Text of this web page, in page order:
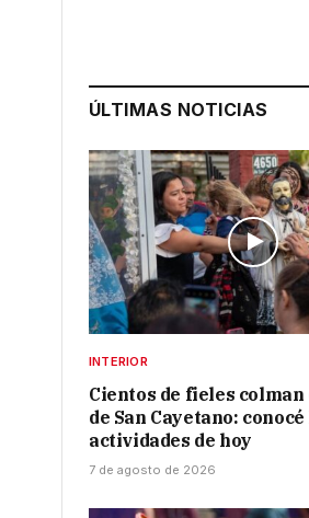
ÚLTIMAS NOTICIAS
INTERIOR
Cientos de fieles
de San Cayetano:
actividades de hoy
7 de agosto de 2026